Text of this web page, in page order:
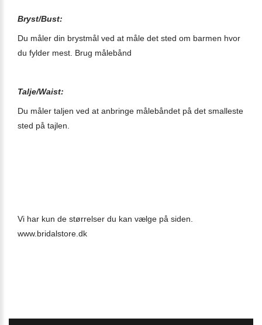
Bryst/Bust:
Du måler din brystmål ved at måle det sted om barmen hvor
du fylder mest. Brug målebånd
Talje/Waist:
Du måler taljen ved at anbringe målebåndet på det smalleste
sted på tajlen.
Vi har kun de størrelser du kan vælge på siden.
www.bridalstore.dk